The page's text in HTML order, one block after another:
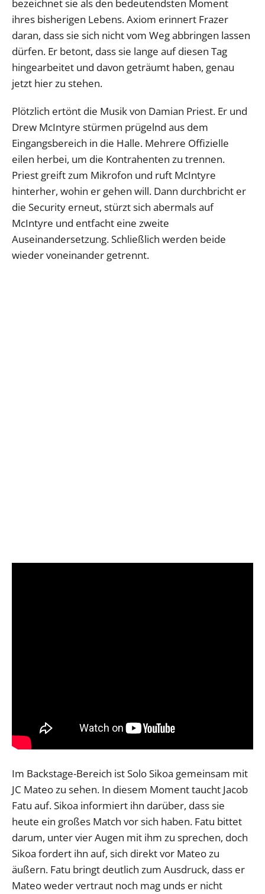
bezeichnet sie als den bedeutendsten Moment
ihres bisherigen Lebens. Axiom erinnert Frazer
daran, dass sie sich nicht vom Weg abbringen lassen
dürfen. Er betont, dass sie lange auf diesen Tag
hingearbeitet und davon geträumt haben, genau
jetzt hier zu stehen.
Plötzlich ertönt die Musik von Damian Priest. Er und
Drew McIntyre stürmen prügelnd aus dem
Eingangsbereich in die Halle. Mehrere Offizielle
eilen herbei, um die Kontrahenten zu trennen.
Priest greift zum Mikrofon und ruft McIntyre
hinterher, wohin er gehen will. Dann durchbricht er
die Security erneut, stürzt sich abermals auf
McIntyre und entfacht eine zweite
Auseinandersetzung. Schließlich werden beide
wieder voneinander getrennt.
Im Backstage-Bereich ist Solo Sikoa gemeinsam mit
JC Mateo zu sehen. In diesem Moment taucht Jacob
Fatu auf. Sikoa informiert ihn darüber, dass sie
heute ein großes Match vor sich haben. Fatu bittet
darum, unter vier Augen mit ihm zu sprechen, doch
Sikoa fordert ihn auf, sich direkt vor Mateo zu
äußern. Fatu bringt deutlich zum Ausdruck, dass er
Mateo weder vertraut noch mag unds er nicht